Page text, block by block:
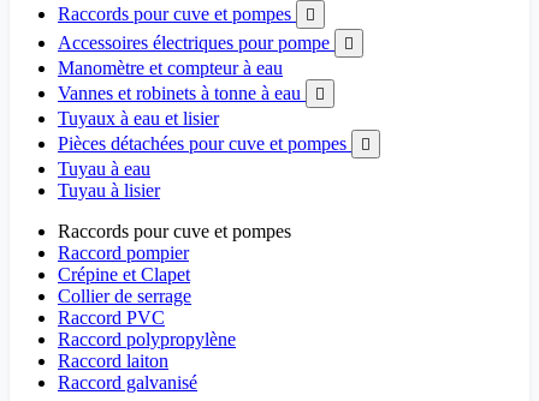
Raccords pour cuve et pompes

Accessoires électriques pour pompe 
Manomètre et compteur à eau
Vannes et robinets à tonne à eau

Tuyaux à eau et lisier
Pièces détachées pour cuve et pompes

Tuyau à eau
Tuyau à lisier
Raccords pour cuve et pompes
Raccord pompier
Crépine et Clapet
Collier de serrage
Raccord PVC
Raccord polypropylène
Raccord laiton
Raccord galvanisé